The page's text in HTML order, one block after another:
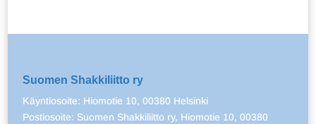
Suomen Shakkiliitto ry
Käyntiosoite: Hiomotie 10, 00380 Helsinki
Postiosoite: Suomen Shakkiliitto ry, Hiomotie 10, 00380